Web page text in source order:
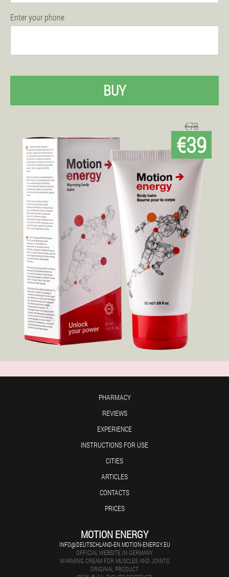
Enter your phone
BUY
€78
€39
PHARMACY
REVIEWS
EXPERIENCE
INSTRUCTIONS FOR USE
CITIES
ARTICLES
CONTACTS
PRICES
MOTION ENERGY
INFO@DEUTSCHLAND-EN.MOTION-ENERGY.EU
OFFICIAL WEBSITE IN GERMANY
WARMING CREAM FOR MUSCLES AND JOINTS
ORIGINAL PRODUCT